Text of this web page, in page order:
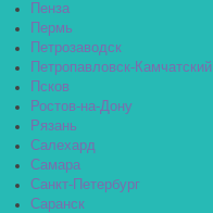
Пенза
Пермь
Петрозаводск
Петропавловск-Камчатский
Псков
Ростов-на-Дону
Рязань
Салехард
Самара
Санкт-Петербург
Саранск